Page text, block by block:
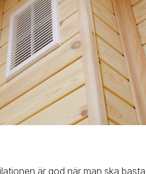
är god när man ska